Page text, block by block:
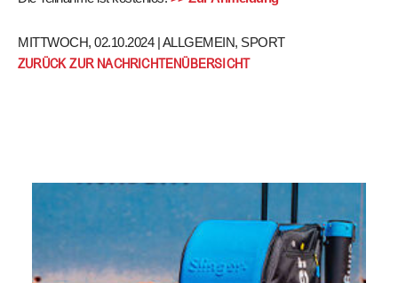
MITTWOCH, 02.10.2024 |ALLGEMEIN, SPORT
ZURÜCK ZUR NACHRICHTENÜBERSICHT